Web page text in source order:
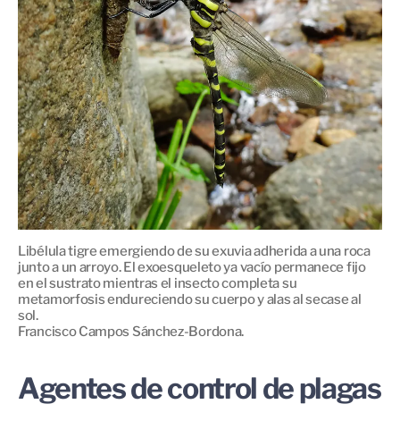
Libélula tigre emergiendo de su exuvia adherida a una roca
junto a un arroyo. El exoesqueleto ya vacío permanece fijo
en el sustrato mientras el insecto completa su
metamorfosis endureciendo su cuerpo y alas al secase al
sol.
Francisco Campos Sánchez-Bordona.
Agentes de control de plagas